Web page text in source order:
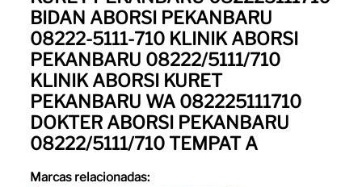
BIDAN ABORSI PEKANBARU
08222-5111-710 KLINIK ABORSI
PEKANBARU 08222/5111/710
KLINIK ABORSI KURET
PEKANBARU WA 082225111710
DOKTER ABORSI PEKANBARU
08222/5111/710 TEMPAT A
Marcas relacionadas: